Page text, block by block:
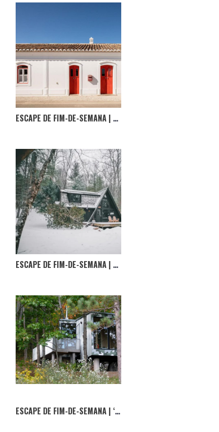
ESCAPE DE FIM-DE-SEMANA | HOSPEDARIA NO ALGARVE, ONDE O TEMPO PASSA DEVAGAR
ESCAPE DE FIM-DE-SEMANA | BLACK A
ESCAPE DE FIM-DE-SEMANA | ‘DON’T LET ME BE LONELY’